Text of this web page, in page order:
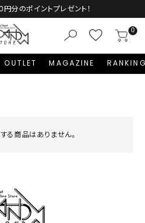
分のポイントプレゼント！
0
OUTLET MAGAZINE
る商品はありません。